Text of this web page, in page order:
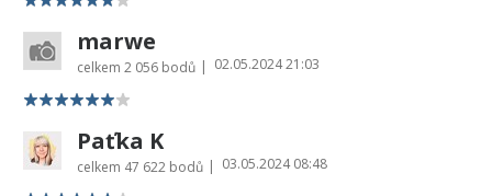
marwe
celkem 2 056 bodů 02.05.2024 21:03
Paťka K
celkem 47 622 bodů 03.05.2024 08:48